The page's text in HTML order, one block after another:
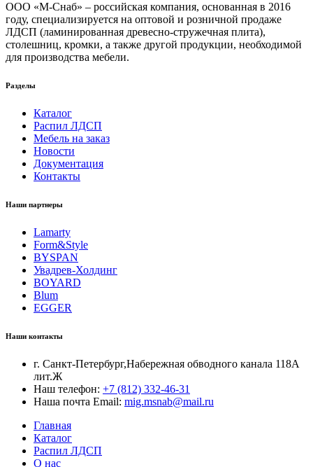
ООО «М-Снаб» – российская компания, основанная в 2016
году, специализируется на оптовой и розничной продаже
ЛДСП (ламинированная древесно-стружечная плита),
столешниц, кромки, а также другой продукции, необходимой
для производства мебели.
Разделы
Каталог
Распил ЛДСП
Мебель на заказ
Новости
Документация
Контакты
Наши партнеры
Lamarty
Form&Style
BYSPAN
Увадрев-Холдинг
BOYARD
Blum
EGGER
Наши контакты
г. Санкт-Петербург,Набережная обводного канала 118А
лит.Ж
Наш телефон: +7 (812) 332-46-31
Наша почта Email: mig.msnab@mail.ru
Главная
Каталог
Распил ЛДСП
О нас